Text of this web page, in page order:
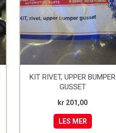
KIT RIVET, UPPER BUMPER
GUSSET
kr 201,00
LES MER